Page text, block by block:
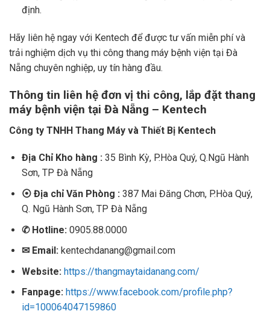
định.
Hãy liên hệ ngay với Kentech để được tư vấn miễn phí và
trải nghiệm dịch vụ thi công thang máy bệnh viện tại Đà
Nẵng chuyên nghiệp, uy tín hàng đầu.
Thông tin liên hệ đơn vị thi công, lắp đặt thang
máy bệnh viện tại Đà Nẵng – Kentech
Công ty TNHH Thang Máy và Thiết Bị Kentech
Địa Chỉ Kho hàng :35 Bình Kỳ, P.Hòa Quý, Q.Ngũ Hành
Sơn, TP Đà Nẵng
⦿Địa chỉ Văn Phòng : 387 Mai Đăng Chơn, P.Hòa Quý,
Q. Ngũ Hành Sơn, TP Đà Nẵng
✆Hotline: 0905.88.0000
✉Email:kentechdanang@gmail.com
Website: https://thangmaytaidanang.com/
Fanpage: https://www.facebook.com/profile.php?
id=100064047159860